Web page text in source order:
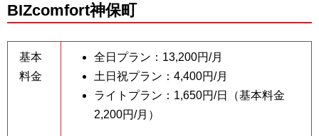
BIZcomfort神保町
基本
料金
全日プラン：13,200円/月
土日祝プラン：4,400円/月
ライトプラン：1,650円/日（基本料金
2,200円/月）